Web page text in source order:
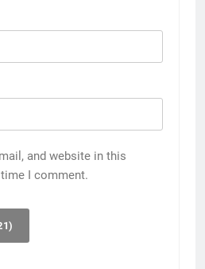
and website in this
I comment.